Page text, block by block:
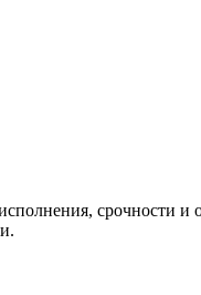
срочности